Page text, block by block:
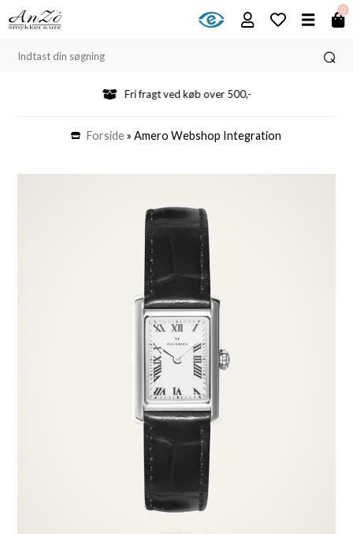
0
Fri fragt ved køb over 500,-
Forside»Amero Webshop Integration